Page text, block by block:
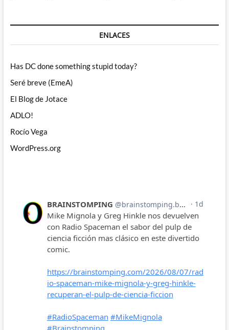
ENLACES
Has DC done something stupid today?
Seré breve (EmeA)
El Blog de Jotace
ADLO!
Rocío Vega
WordPress.org